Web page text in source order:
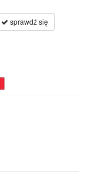
sprawdź się